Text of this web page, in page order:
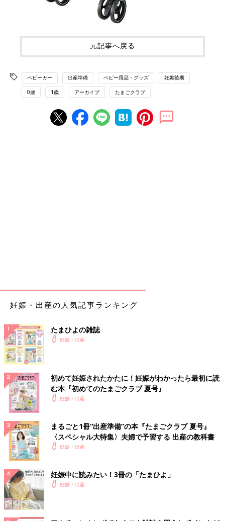
元記事へ戻る
ベビーカー 出産準備 ベビー用品・グッズ 妊娠後期
0歳 1歳 アーカイブ たまごクラブ
妊娠・出産の人気記事ランキング
たまひよの雑誌
妊娠・出産
初めて妊娠されたかたに！妊娠がわかったら最初に読
む本『初めてのたまごクラブ 夏号』
妊娠・出産
まるごと1冊“出産準備”の本『たまごクラブ 夏号』
〈スペシャル大特集〉夫婦で予習する 出産の教科書
妊娠・出産
妊娠中に読みたい！3冊の「たまひよ」
妊娠・出産